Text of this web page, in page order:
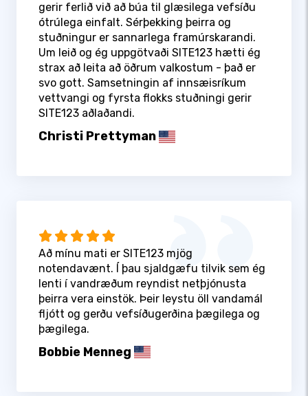
gerir ferlið við að búa til glæsilega vefsíðu
ótrúlega einfalt. Sérþekking þeirra og
stuðningur er sannarlega framúrskarandi.
Um leið og ég uppgötvaði SITE123 hætti ég
strax að leita að öðrum valkostum - það er
svo gott. Samsetningin af innsæisríkum
vettvangi og fyrsta flokks stuðningi gerir
SITE123 aðlaðandi.
Christi Prettyman
Að mínu mati er SITE123 mjög
notendavænt. Í þau sjaldgæfu tilvik sem ég
lenti í vandræðum reyndist netþjónusta
þeirra vera einstök. Þeir leystu öll vandamál
fljótt og gerðu vefsíðugerðina þægilega og
þægilega.
Bobbie Menneg